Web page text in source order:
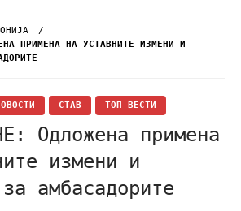
ПРИМЕНА НА УСТАВНИТЕ ИЗМЕНИ И
СТАВ ТОП ВЕСТИ
Oдложена примена
измени и
амбасадорите